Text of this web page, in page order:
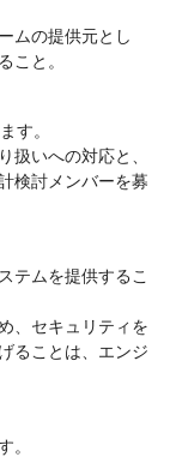
ムの提供元とし
こと。
す。
扱いへの対応と、
検討メンバーを募
テムを提供するこ
、セキュリティを
ることは、エンジ
。